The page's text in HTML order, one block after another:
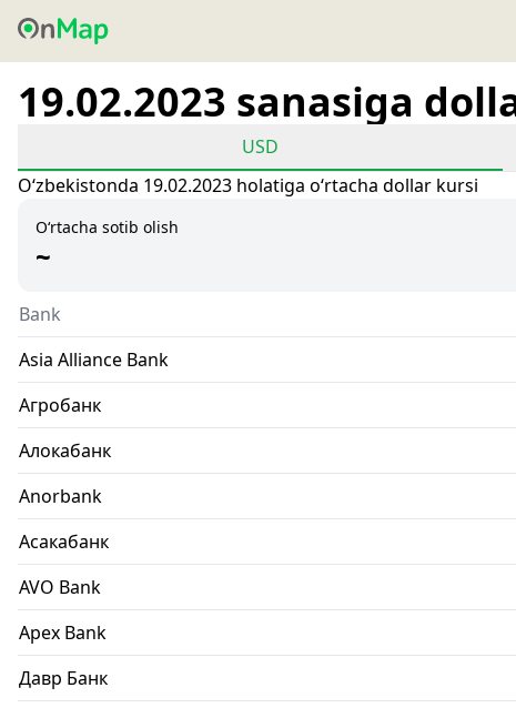
19.02.2023 sanasiga
USD
Oʻzbekistonda 19.02.2023 holatiga oʻrtacha dollar kursi
O‘rtacha sotib olish
~
Bank
Asia Alliance Bank
Агробанк
Алокабанк
Anorbank
Асакабанк
AVO Bank
Apex Bank
Давр Банк